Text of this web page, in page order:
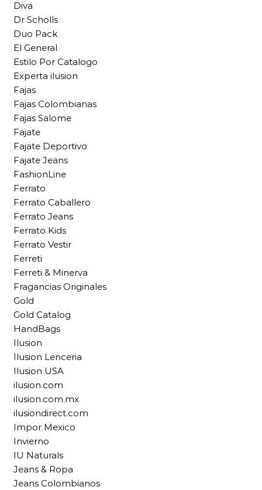
Diva
Dr Scholls
Duo Pack
El General
Estilo Por Catalogo
Experta ilusion
Fajas
Fajas Colombianas
Fajas Salome
Fajate
Fajate Deportivo
Fajate Jeans
FashionLine
Ferrato
Ferrato Caballero
Ferrato Jeans
Ferrato Kids
Ferrato Vestir
Ferreti
Ferreti & Minerva
Fragancias Originales
Gold
Gold Catalog
HandBags
Ilusion
Ilusion Lenceria
Ilusion USA
ilusion.com
ilusion.com.mx
ilusiondirect.com
Impor Mexico
Invierno
IU Naturals
Jeans & Ropa
Jeans Colombianos